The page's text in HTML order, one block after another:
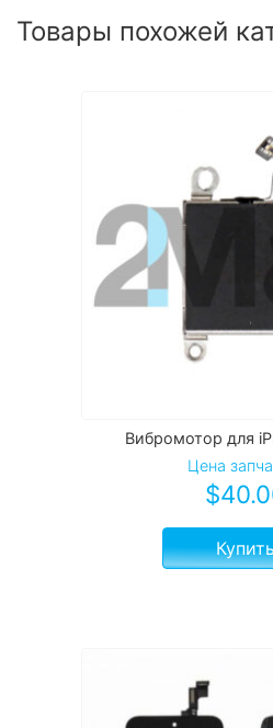
Товары похожей
Вибромотор для
Цена
$